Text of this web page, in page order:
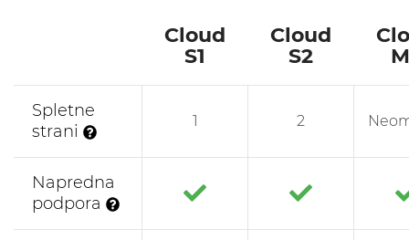
Cloud
S1
Cloud
S2
Spletne
strani
1 2
Napredna
podpora